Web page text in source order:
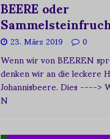
BEERE oder
23. März 2019 0
Wenn wir von BEEREN
denken wir an die leckere
Johannisbeere. Dies---->
N